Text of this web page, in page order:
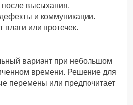
после высыхания.
и коммуникации.
влаги или протечек.
вариант при небольшом
времени. Решение для
перемены или предпочитает